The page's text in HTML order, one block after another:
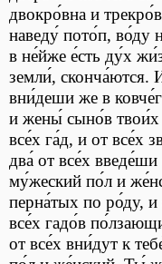
двокро́вна и
наведу́ пото́п, во́ду
в не́йже е́сть ду́х
земли́, сконча́ются.
вни́деши же в
и жены́ сыно́в твои́х
все́х га́д, и от все́х
два́ от все́х
му́жеский по́л и
перна́тых по ро́ду, и
все́х гадо́в
от все́х вни́дут к